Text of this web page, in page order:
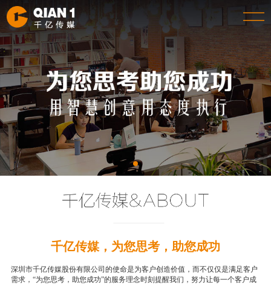
千亿传媒，为您思考，助您成功
深圳市千亿传媒股份有限公司的使命是为客户创造价值，而不仅仅是满足客户
需求，“为您思考，助您成功”的服务理念时刻提醒我们，努力让每一个客户成